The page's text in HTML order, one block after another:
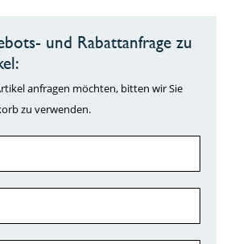
und Rabattanfrage zu
anfragen möchten, bitten wir Sie
zu verwenden.